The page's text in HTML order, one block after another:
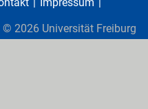
© 2026 Universität Freiburg